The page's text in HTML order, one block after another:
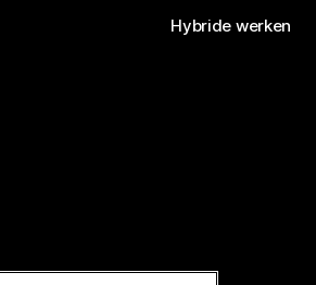
Hybride werken